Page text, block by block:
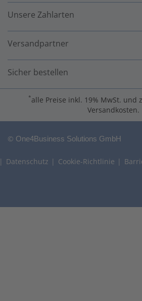
Unsere Zahlarten
Versandpartner
Sicher bestellen
*alle Preise inkl. 19% MwSt. und
Versandkosten.
© One4Business Solutions GmbH
Datenschutz Cookie-Richtlinie